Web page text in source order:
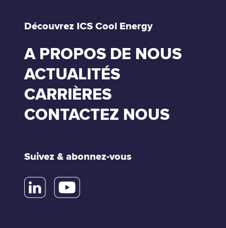
Découvrez ICS Cool Energy
A PROPOS DE NOUS
ACTUALITÉS
CARRIÈRES
CONTACTEZ NOUS
Suivez & abonnez-vous